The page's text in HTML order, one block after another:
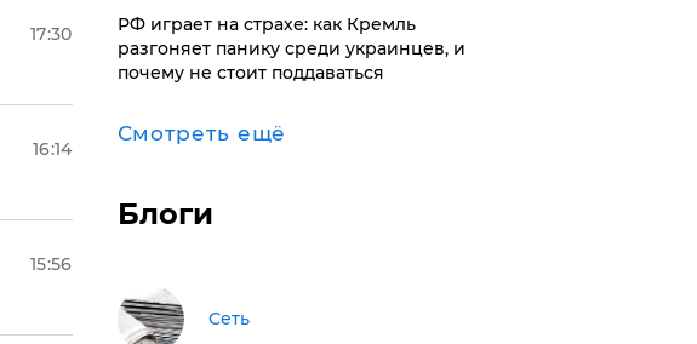
17:30
16:14
15:56
РФ играет на страхе: как Кремль
разгоняет панику среди украинцев, и
почему не стоит поддаваться
Смотреть ещё
Блоги
Сеть